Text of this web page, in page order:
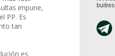
impune,
PP. Es
tan
es